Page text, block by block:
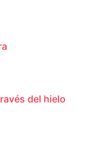
del hielo